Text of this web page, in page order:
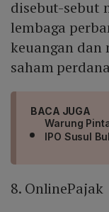
disebut-sebut
lembaga
keuangan dan
saham
BACA JUGA
Warung
IPO Susul
8. OnlinePajak